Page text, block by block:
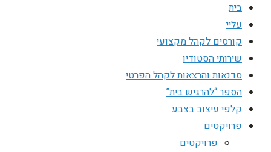
בית
עליי
קורסים לקהל מקצועי
שירותי הסטודיו
סדנאות והרצאות לקהל הפרטי
הספר “להרגיש בית”
קלפי עיצוב בצבע
פרויקטים
פרויקטים